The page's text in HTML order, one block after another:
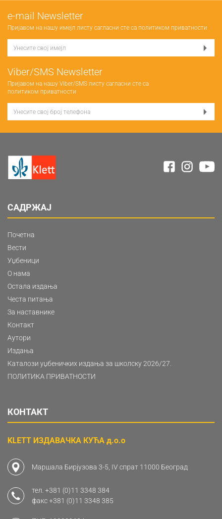
е-mail Newsletter
Пријавом на нашу имејл листу сагласни сте са политиком приватности
Viber/SMS Newsletter
Пријавом на нашу Viber/SMS листу сагласни сте са
политиком приватности
САДРЖАЈ
Почетна
Вести
Уџбеници
О нама
Остала издања
Честа питања
За наставнике
Контакт
Аутори
Издања
Каталози уџбеничких издања за школску 2026/27.
ПОЛИТИКА ПРИВАТНОСТИ
КОНТАКТ
KLETT ИЗДАВАЧКА КУЋА д.о.о
Маршала Бирјузова 3-5, IV спрат 11000 Београд
тел. +381 (0)11 3348 384
факс+381 (0)11 3348 385